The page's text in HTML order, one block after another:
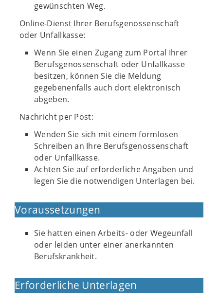
gewünschten Weg.
Online-Dienst Ihrer Berufsgenossenschaft
oder Unfallkasse:
Wenn Sie einen Zugang zum Portal Ihrer
Berufsgenossenschaft oder Unfallkasse
besitzen, können Sie die Meldung
gegebenenfalls auch dort elektronisch
abgeben.
Nachricht per Post:
Wenden Sie sich mit einem formlosen
Schreiben an Ihre Berufsgenossenschaft
oder Unfallkasse.
Achten Sie auf erforderliche Angaben und
legen Sie die notwendigen Unterlagen bei.
Voraussetzungen
Sie hatten einen Arbeits- oder Wegeunfall
oder leiden unter einer anerkannten
Berufskrankheit.
Erforderliche Unterlagen